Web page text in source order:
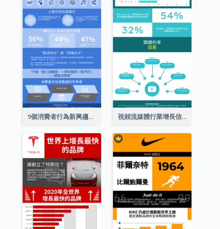
9個消費者行為新興趨勢信息圖表 視頻流媒體行業增長信息圖表